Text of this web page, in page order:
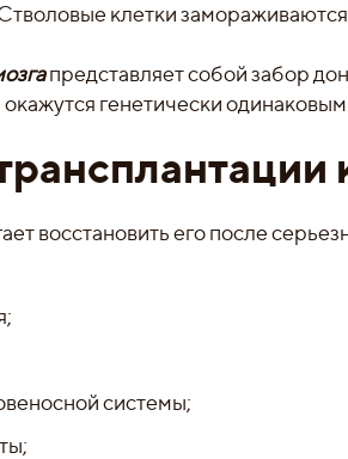
клетки
представляет собой забор
генетически
восстановить его после
системы;